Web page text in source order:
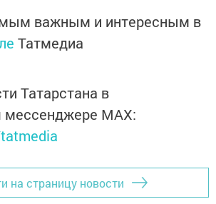
важным и интересным в
Татмедиа
Татарстана в
мессенджере MАХ:
на страницу новости